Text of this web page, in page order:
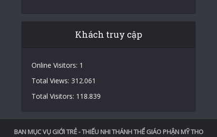
Khách truy cập
Online Visitors: 1
Total Views: 312.061
Total Visitors: 118.839
BAN MỤC VỤ GIỚI TRẺ - THIẾU NHI THÁNH THỂ GIÁO PHẬN MỸ THO